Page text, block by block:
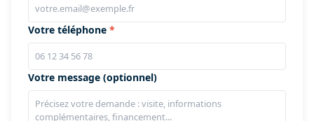
Votre téléphone
Votre message (optionnel)